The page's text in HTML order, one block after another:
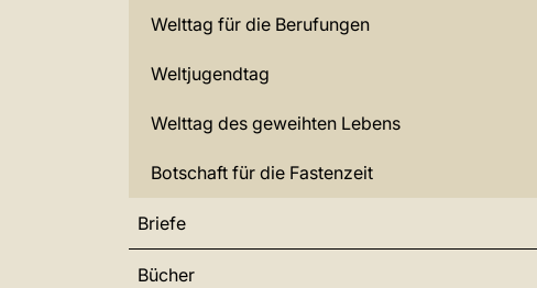
Welttag für die Berufungen
Weltjugendtag
Welttag des geweihten Lebens
Botschaft für die Fastenzeit
Briefe
Bücher